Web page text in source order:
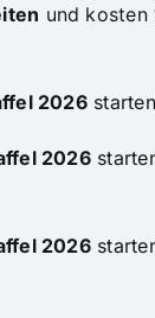
und kosten
2026
2026
2026